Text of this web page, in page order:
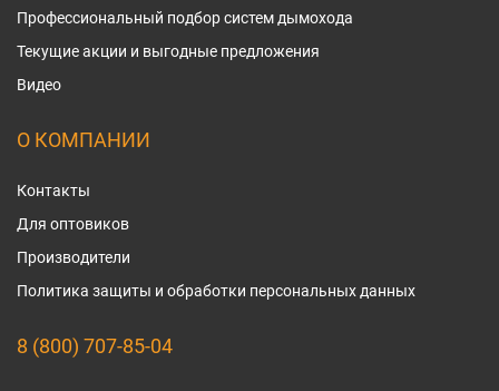
Профессиональный подбор систем дымохода
Текущие акции и выгодные предложения
Видео
О КОМПАНИИ
Контакты
Для оптовиков
Производители
Политика защиты и обработки персональных данных
8 (800) 707-85-04